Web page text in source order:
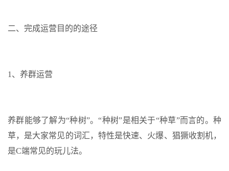
二、完成运营目的的途径
1、养群运营
养群能够了解为“种树”。“种树”是相关于“种草”而言的。种
草，是大家常见的词汇，特性是快速、火爆、猖獗收割机，
是C端常见的玩儿法。